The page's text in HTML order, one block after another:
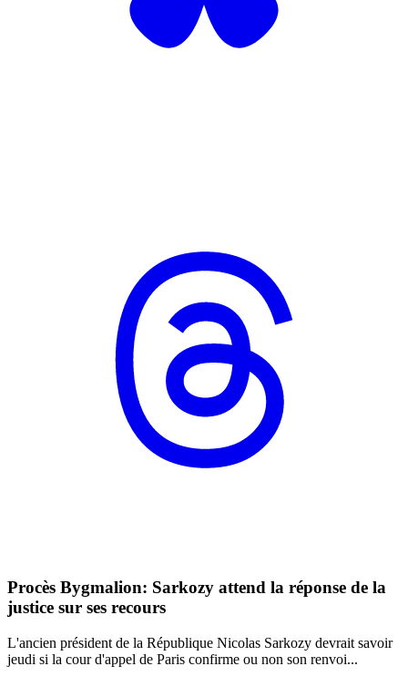
Procès Bygmalion: Sarkozy attend la réponse de la
justice sur ses recours
L'ancien président de la République Nicolas Sarkozy devrait savoir
jeudi si la cour d'appel de Paris confirme ou non son renvoi...